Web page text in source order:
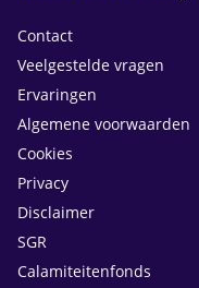
Contact
Veelgestelde vragen
Ervaringen
Algemene voorwaarden
Cookies
Privacy
Disclaimer
SGR
Calamiteitenfonds